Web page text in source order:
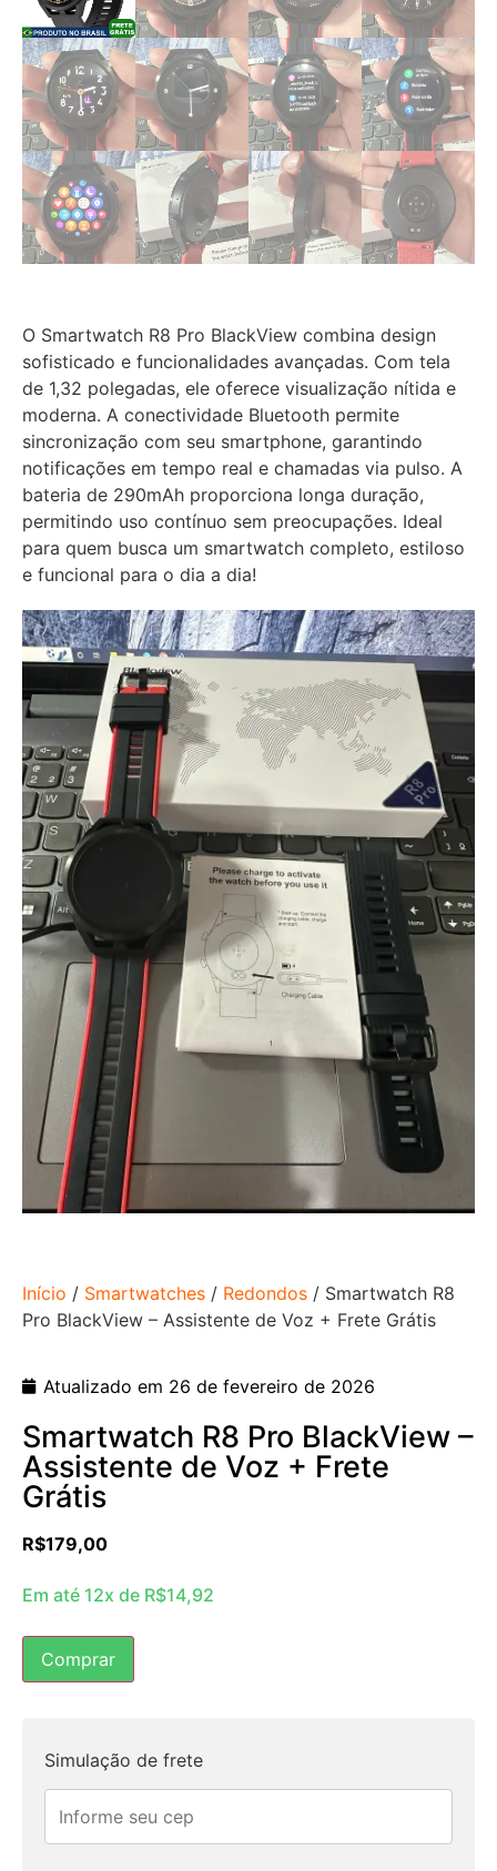
O Smartwatch R8 Pro BlackView combina design
sofisticado e funcionalidades avançadas. Com tela
de 1,32 polegadas, ele oferece visualização nítida e
moderna. A conectividade Bluetooth permite
sincronização com seu smartphone, garantindo
notificações em tempo real e chamadas via pulso. A
bateria de 290mAh proporciona longa duração,
permitindo uso contínuo sem preocupações. Ideal
para quem busca um smartwatch completo, estiloso
e funcional para o dia a dia!
Início / Smartwatches / Redondos / Smartwatch R8
Pro BlackView – Assistente de Voz + Frete Grátis
Atualizado em 26 de fevereiro de 2026
Smartwatch R8 Pro BlackView –
Assistente de Voz + Frete
Grátis
R$179,00
Em até 12x de R$14,92
Comprar
Simulação de frete